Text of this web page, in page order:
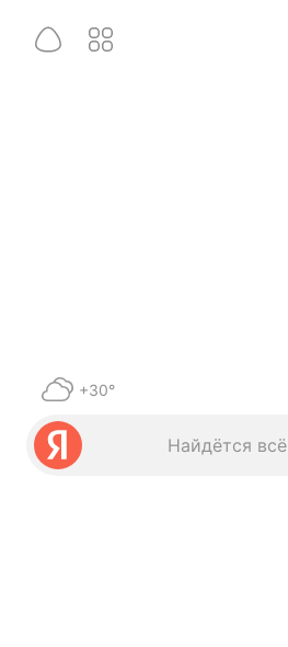
+30°
Найдётся всё